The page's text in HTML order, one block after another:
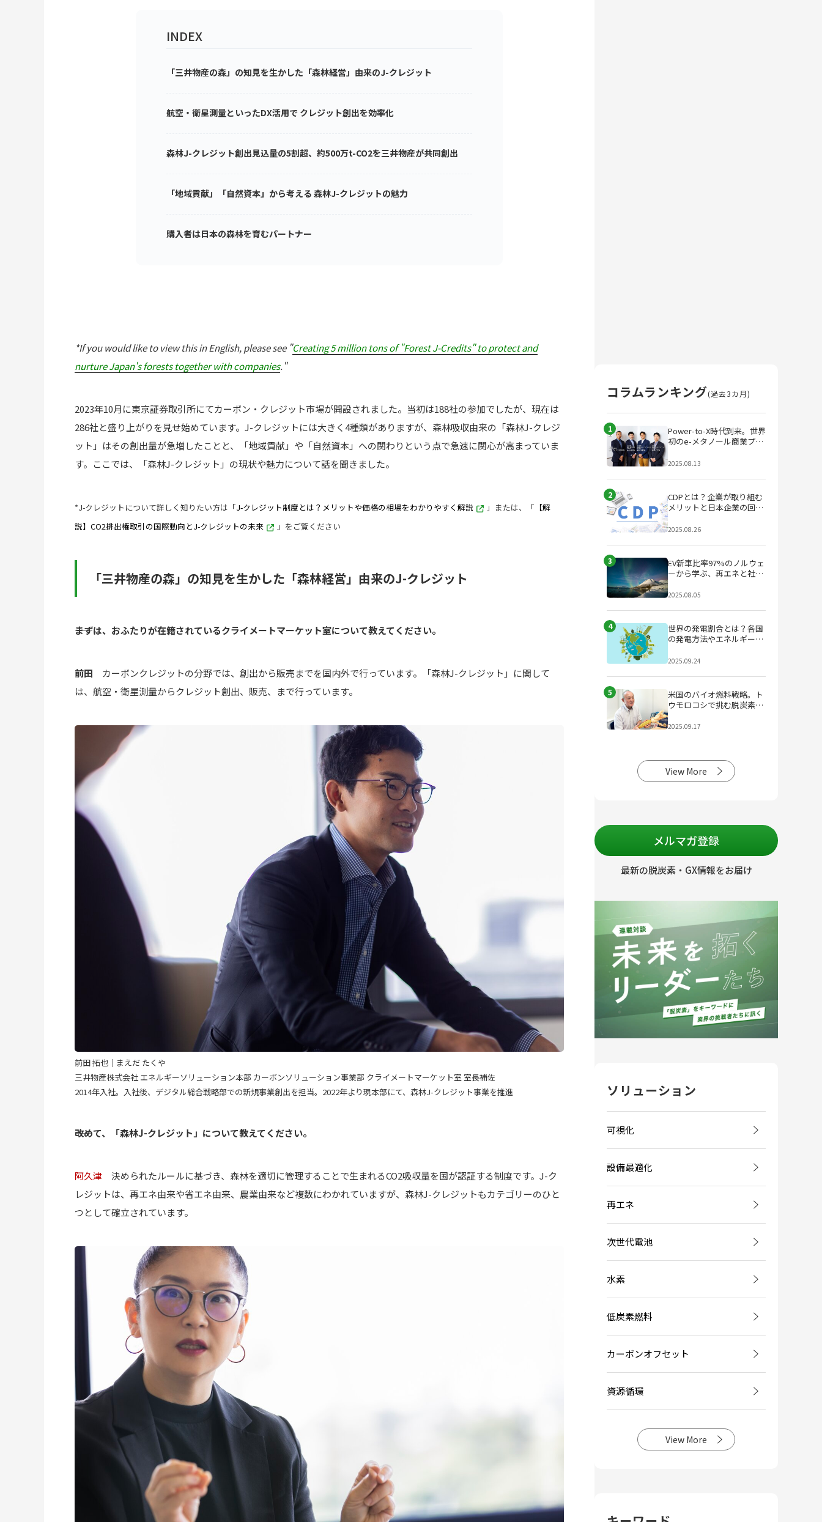
INDEX
「三井物産の森」の知見を生かした「森林経営」由来のJ-クレジット
航空・衛星測量といったDX活用で クレジット創出を効率化
森林J-クレジット創出見込量の5割超、約500万t-CO2を三井物産が共同創出
「地域貢献」「自然資本」から考える 森林J-クレジットの魅力
購入者は日本の森林を育むパートナー
*If you would like to view this in English, please see "Creating 5 million tons of "Forest J-Credits" to protect and
nurture Japan's forests together with companies."
2023年10月に東京証券取引所にてカーボン・クレジット市場が開設されました。当初は188社の参加でしたが、現在は
286社と盛り上がりを見せ始めています。J-クレジットには大きく4種類がありますが、森林吸収由来の「森林J-クレジ
ット」はその創出量が急増したことと、「地域貢献」や「自然資本」への関わりという点で急速に関心が高まっていま
す。ここでは、「森林J-クレジット」の現状や魅力について話を聞きました。
*J-クレジットについて詳しく知りたい方は「J-クレジット制度とは？メリットや価格の相場をわかりやすく解説 」または、「 【解
説】CO2排出権取引の国際動向とJ-クレジットの未来
」をご覧ください
「三井物産の森」の知見を生かした「森林経営」由来のJ-クレジット
――まずは、おふたりが在籍されているクライメートマーケット室について教えてください。
前田 カーボンクレジットの分野では、創出から販売までを国内外で行っています。「森林J-クレジット」に関して
は、航空・衛星測量からクレジット創出、販売、まで行っています。
前田 拓也｜まえだ たくや
三井物産株式会社 エネルギーソリューション本部 カーボンソリューション事業部 クライメートマーケット室 室長補佐
2014年入社。入社後、デジタル総合戦略部での新規事業創出を担当。2022年より現本部にて、森林J-クレジット事業を推進
――改めて、「森林J-クレジット」について教えてください。
阿久津 決められたルールに基づき、森林を適切に管理することで生まれるCO2吸収量を国が認証する制度です。J-ク
レジットは、再エネ由来や省エネ由来、農業由来など複数にわかれていますが、森林J-クレジットもカテゴリーのひと
つとして確立されています。
コラムランキング(過去3カ月)
1
Power-to-X時代到来。世界
初のe-メタノール商業プラ
2025.08.13
2
CDPとは？企業が取り組む
メリットと日本企業の回答
2025.08.26
3
EV新車比率97%のノルウェ
ーから学ぶ、再エネと社会
2025.08.05
4
世界の発電割合とは？各国
の発電方法やエネルギー政
2025.09.24
5
米国のバイオ燃料戦略。ト
ウモロコシで挑む脱炭素社
2025.09.17
View More
メルマガ登録
最新の脱炭素・GX情報をお届け
ソリューション
可視化
設備最適化
再エネ
次世代電池
水素
低炭素燃料
カーボンオフセット
資源循環
View More